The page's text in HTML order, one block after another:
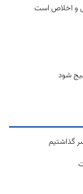
و اخلاص است
شود
گذاشتیم